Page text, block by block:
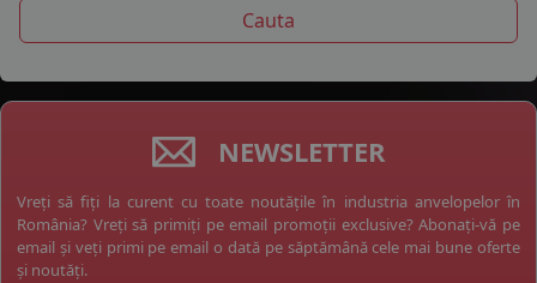
NEWSLETTER
Vreți să fiți la curent cu toate noutățile în industria anvelopelor în
România? Vreți să primiți pe email promoții exclusive? Abonați-vă pe
email și veți primi pe email o dată pe săptămână cele mai bune oferte
și noutăți.